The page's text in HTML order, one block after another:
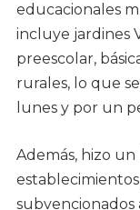
educacionales
incluye jardines
preescolar,
rurales, lo que
lunes y por un
Además, hizo
subvencionados